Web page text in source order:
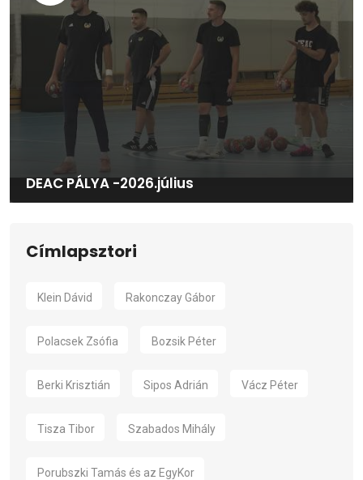
DEAC PÁLYA -2026.július
Címlapsztori
Klein Dávid Rakonczay Gábor
Polacsek Zsófia Bozsik Péter
Berki Krisztián Sipos Adrián Vácz Péter
Tisza Tibor Szabados Mihály
Porubszki Tamás és az EgyKor